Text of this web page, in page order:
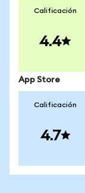
Calificación
4.4
App Store
Calificación
4.7